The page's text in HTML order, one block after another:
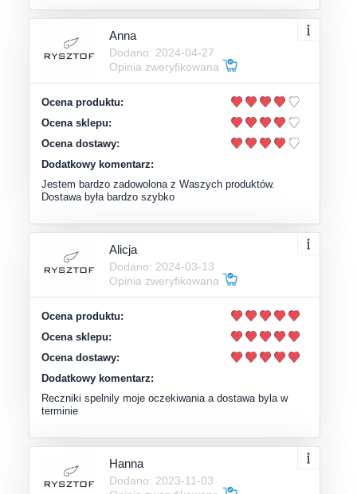
Anna
Dodano: 2024-04-27
Opinia zweryfikowana
Ocena produktu:
Ocena sklepu:
Ocena dostawy:
Dodatkowy komentarz:
Jestem bardzo zadowolona z Waszych produktów.
Dostawa była bardzo szybko
Alicja
Dodano: 2024-03-13
Opinia zweryfikowana
Ocena produktu:
Ocena sklepu:
Ocena dostawy:
Dodatkowy komentarz:
Reczniki spelnily moje oczekiwania a dostawa byla w
terminie
Hanna
Dodano: 2023-11-03